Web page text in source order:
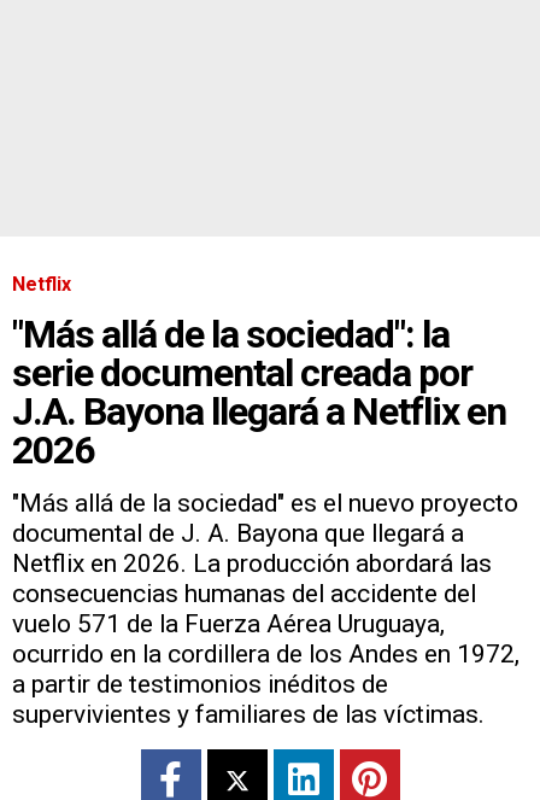
Netflix
"Más allá de la sociedad": la
serie documental creada por
J.A. Bayona llegará a Netflix en
2026
"Más allá de la sociedad" es el nuevo proyecto
documental de J. A. Bayona que llegará a
Netflix en 2026. La producción abordará las
consecuencias humanas del accidente del
vuelo 571 de la Fuerza Aérea Uruguaya,
ocurrido en la cordillera de los Andes en 1972,
a partir de testimonios inéditos de
supervivientes y familiares de las víctimas.